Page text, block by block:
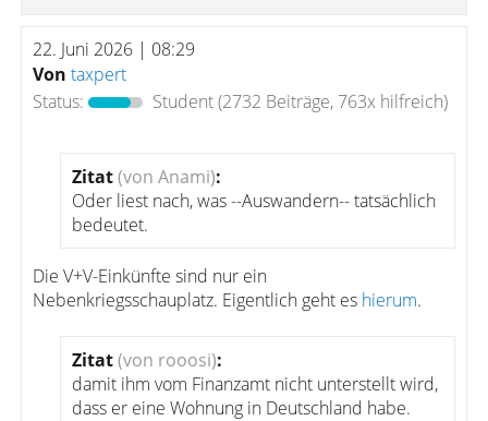
22. Juni 2026 | 08:29
Von taxpert
Status:
Student(2732 Beiträge, 763x hilfreich)
Zitat(von Anami):
Oder liest nach, was --Auswandern-- tatsächlich
bedeutet.
Die V+V-Einkünfte sind nur ein
Nebenkriegsschauplatz. Eigentlich geht es hierum.
Zitat(von rooosi):
damit ihm vom Finanzamt nicht unterstellt wird,
dass er eine Wohnung in Deutschland habe.